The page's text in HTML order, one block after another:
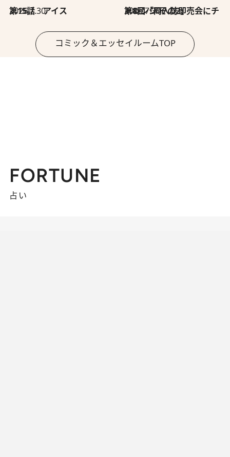
2026.7.30
第15話 アイス 2026.7.30
第8回「同人誌即売会にチャレンジ その2」
コミック＆エッセイルームTOP
FORTUNE
占い